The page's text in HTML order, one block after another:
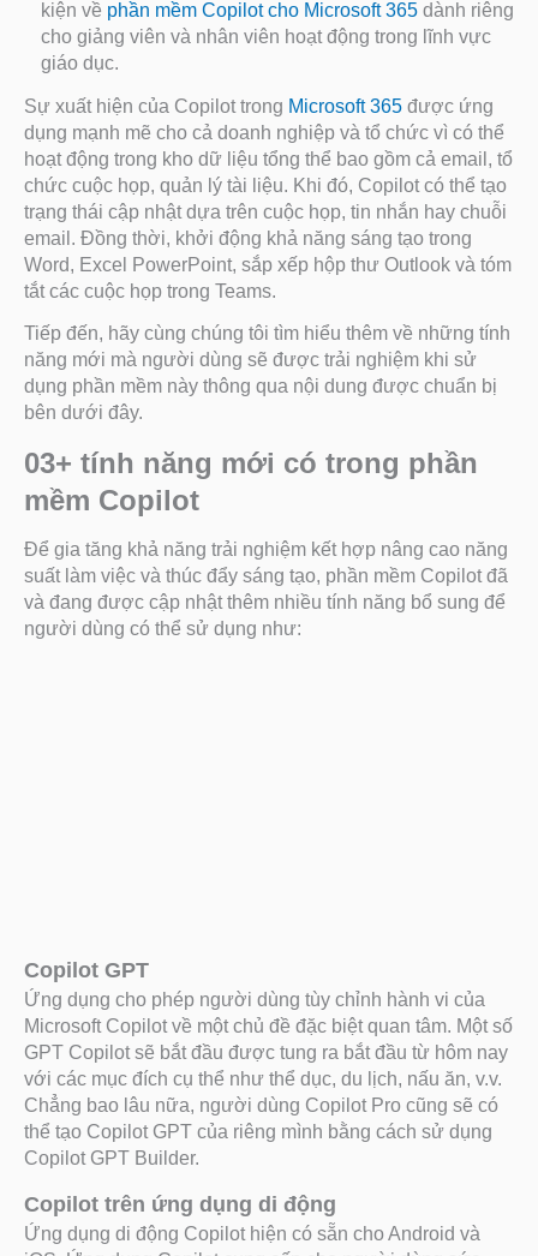
kiện về phần mềm Copilot cho Microsoft 365dành riêng
cho giảng viên và nhân viên hoạt động trong lĩnh vực
giáo dục.
Sự xuất hiện của Copilot trong Microsoft 365 được ứng
dụng mạnh mẽ cho cả doanh nghiệp và tổ chức vì có thể
hoạt động trong kho dữ liệu tổng thể bao gồm cả email, tổ
chức cuộc họp, quản lý tài liệu. Khi đó, Copilot có thể tạo
trạng thái cập nhật dựa trên cuộc họp, tin nhắn hay chuỗi
email. Đồng thời, khởi động khả năng sáng tạo trong
Word, Excel PowerPoint, sắp xếp hộp thư Outlook và tóm
tắt các cuộc họp trong Teams.
Tiếp đến, hãy cùng chúng tôi tìm hiểu thêm về những tính
năng mới mà người dùng sẽ được trải nghiệm khi sử
dụng phần mềm này thông qua nội dung được chuẩn bị
bên dưới đây.
03+ tính năng mới có trong phần
mềm Copilot
Để gia tăng khả năng trải nghiệm kết hợp nâng cao năng
suất làm việc và thúc đẩy sáng tạo, phần mềm Copilot đã
và đang được cập nhật thêm nhiều tính năng bổ sung để
người dùng có thể sử dụng như:
Copilot GPT
Ứng dụng cho phép người dùng tùy chỉnh hành vi của
Microsoft Copilot về một chủ đề đặc biệt quan tâm. Một số
GPT Copilot sẽ bắt đầu được tung ra bắt đầu từ hôm nay
với các mục đích cụ thể như thể dục, du lịch, nấu ăn, v.v.
Chẳng bao lâu nữa, người dùng Copilot Pro cũng sẽ có
thể tạo Copilot GPT của riêng mình bằng cách sử dụng
Copilot GPT Builder.
Copilot trên ứng dụng di động
Ứng dụng di động Copilot hiện có sẵn cho Android và